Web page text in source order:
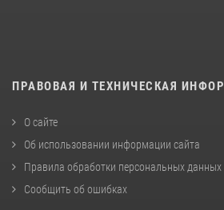
ПРАВОВАЯ И ТЕХНИЧЕСКАЯ
О сайте
Об использовании информации сайта
Правила обработки персональных данных
Сообщить об ошибках